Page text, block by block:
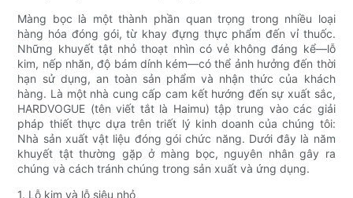
Màng bọc là một thành phần quan trọng trong nhiều loại
hàng hóa đóng gói, từ khay đựng thực phẩm đến vỉ thuốc.
Những khuyết tật nhỏ thoạt nhìn có vẻ không đáng kể—lỗ
kim, nếp nhăn, độ bám dính kém—có thể ảnh hưởng đến thời
hạn sử dụng, an toàn sản phẩm và nhận thức của khách
hàng. Là một nhà cung cấp cam kết hướng đến sự xuất sắc,
HARDVOGUE (tên viết tắt là Haimu) tập trung vào các giải
pháp thiết thực dựa trên triết lý kinh doanh của chúng tôi:
Nhà sản xuất vật liệu đóng gói chức năng. Dưới đây là năm
khuyết tật thường gặp ở màng bọc, nguyên nhân gây ra
chúng và cách tránh chúng trong sản xuất và ứng dụng.
1. Lỗ kim và lỗ siêu nhỏ